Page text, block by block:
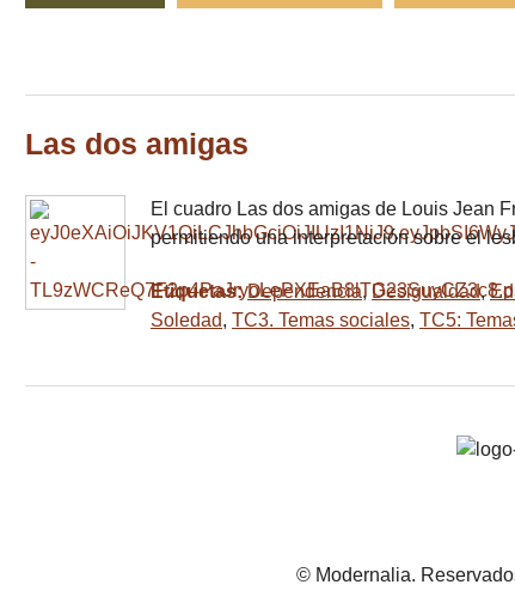
Las dos amigas
El cuadro Las dos amigas de Louis Jean
permitiendo una interpretación sobre el
Etiquetas:Dependencia,Desigualdad,
Soledad, TC3. Temas sociales, TC5:
© Modernalia.